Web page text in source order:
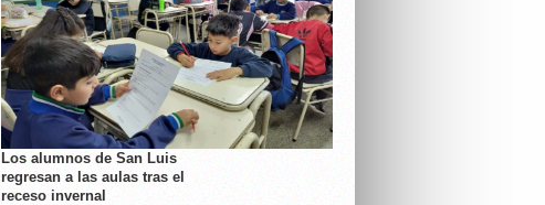
Los alumnos de San Luis
regresan a las aulas tras el
receso invernal